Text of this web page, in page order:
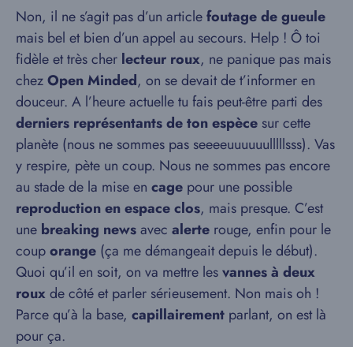
Non, il ne s’agit pas d’un articlefoutage de gueule
mais bel et bien d’un appel au secours. Help ! Ô toi
fidèle et très cher lecteur roux, ne panique pas mais
chezOpen Minded, on se devait de t’informer en
douceur. A l’heure actuelle tu fais peut-être parti des
derniers représentants de ton espèce sur cette
planète (nous ne sommes pas seeeeuuuuuulllllsss). Vas
y respire, pète un coup. Nous ne sommes pas encore
au stade de la mise en cage pour une possible
reproduction en espace clos, mais presque. C’est
une breaking newsavec alerte rouge, enfin pour le
couporange (ça me démangeait depuis le début).
Quoi qu’il en soit, on va mettre lesvannes à deux
roux de côté et parler sérieusement. Non mais oh !
Parce qu’à la base, capillairement parlant, on est là
pour ça.